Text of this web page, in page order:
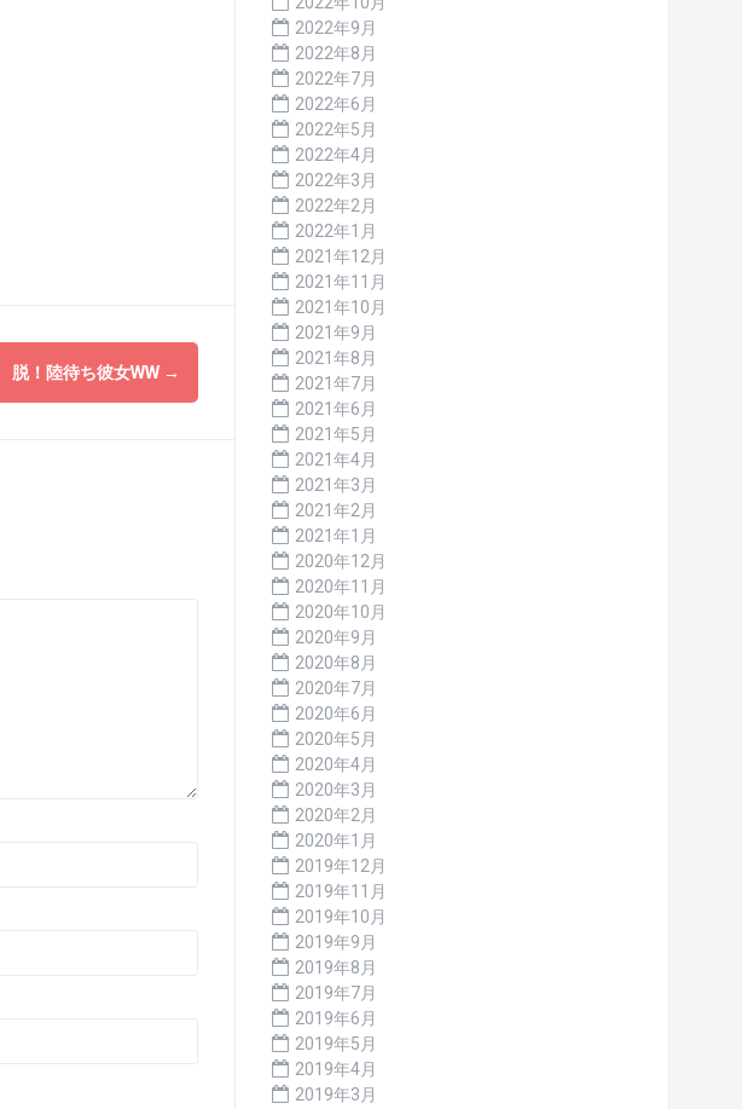
脱！陸待ち彼女WW →
2022年9月
2022年8月
2022年7月
2022年6月
2022年5月
2022年4月
2022年3月
2022年2月
2022年1月
2021年12月
2021年11月
2021年10月
2021年9月
2021年8月
2021年7月
2021年6月
2021年5月
2021年4月
2021年3月
2021年2月
2021年1月
2020年12月
2020年11月
2020年10月
2020年9月
2020年8月
2020年7月
2020年6月
2020年5月
2020年4月
2020年3月
2020年2月
2020年1月
2019年12月
2019年11月
2019年10月
2019年9月
2019年8月
2019年7月
2019年6月
2019年5月
2019年4月
2019年3月